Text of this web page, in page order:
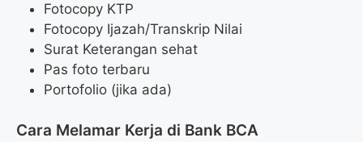
Fotocopy KTP
Fotocopy Ijazah/Transkrip Nilai
Surat Keterangan sehat
Pas foto terbaru
Portofolio (jika ada)
Cara Melamar Kerja di Bank BCA